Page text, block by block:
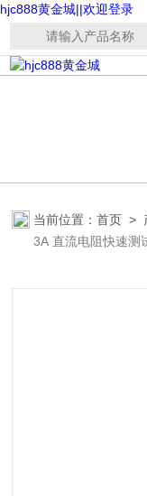
hjc888黄金城||欢迎登录
当前位置：首页 >
3A 直流电阻快速测